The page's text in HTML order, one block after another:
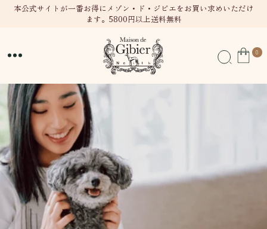
テン
本公式サイトが一番お得にメゾン・ド・ジビエをお買い求めいただけ
ます。5800円以上送料無料
00